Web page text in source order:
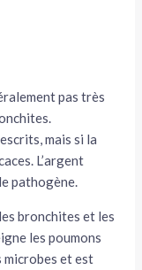
pas très
mais si la
L’argent
pathogène.
bronchites et les
les poumons
microbes et est